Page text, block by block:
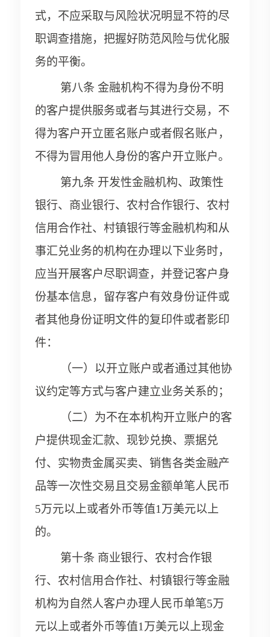
式，不应采取与风险状况明显不符的尽
职调查措施，把握好防范风险与优化服
务的平衡。
第八条 金融机构不得为身份不明
的客户提供服务或者与其进行交易，不
得为客户开立匿名账户或者假名账户，
不得为冒用他人身份的客户开立账户。
第九条 开发性金融机构、政策性
银行、商业银行、农村合作银行、农村
信用合作社、村镇银行等金融机构和从
事汇兑业务的机构在办理以下业务时，
应当开展客户尽职调查，并登记客户身
份基本信息，留存客户有效身份证件或
者其他身份证明文件的复印件或者影印
件：
（一）以开立账户或者通过其他协
议约定等方式与客户建立业务关系的；
（二）为不在本机构开立账户的客
户提供现金汇款、现钞兑换、票据兑
付、实物贵金属买卖、销售各类金融产
品等一次性交易且交易金额单笔人民币
5万元以上或者外币等值1万美元以上
的。
第十条 商业银行、农村合作银
行、农村信用合作社、村镇银行等金融
机构为自然人客户办理人民币单笔5万
元以上或者外币等值1万美元以上现金